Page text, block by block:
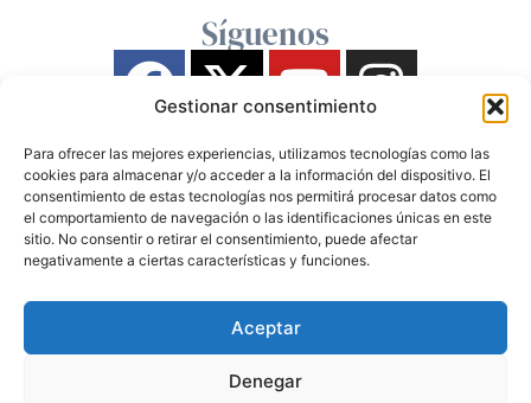
Gestionar consentimiento
Para ofrecer las mejores experiencias, utilizamos tecnologías como las
cookies para almacenar y/o acceder a la información del dispositivo. El
consentimiento de estas tecnologías nos permitirá procesar datos como
el comportamiento de navegación o las identificaciones únicas en este
sitio. No consentir o retirar el consentimiento, puede afectar
negativamente a ciertas características y funciones.
Aceptar
Denegar
Síguenos